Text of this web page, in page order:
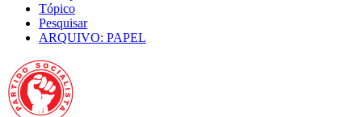
Tópico
Pesquisar
ARQUIVO: PAPEL